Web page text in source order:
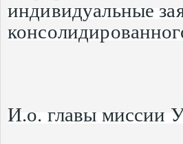
индивидуальные
И.о. главы миссии